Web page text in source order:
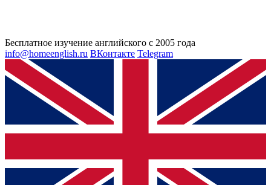
Бесплатное изучение английского с 2005 года
info@homeenglish.ru ВКонтакте Telegram